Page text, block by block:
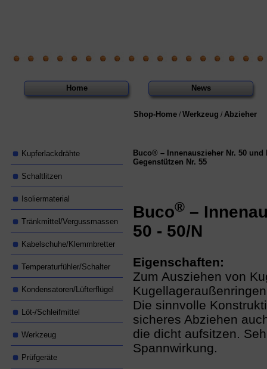
Home News
Kupferlackdrähte
Schaltlitzen
Isoliermaterial
Tränkmittel/Vergussmassen
Kabelschuhe/Klemmbretter
Temperaturfühler/Schalter
Kondensatoren/Lüfterflügel
Löt-/Schleifmittel
Werkzeug
Prüfgeräte
Shop-Home / Werkzeug / Abzieher
Buco® – Innenauszieher Nr. 50 und
Gegenstützen Nr. 55
Buco® –
50 - 50/N
Eigenschaften:
Zum Ausziehen von
Die sinnvolle
sicheres Abziehen
die dicht aufsitzen.
Spannwirkung.